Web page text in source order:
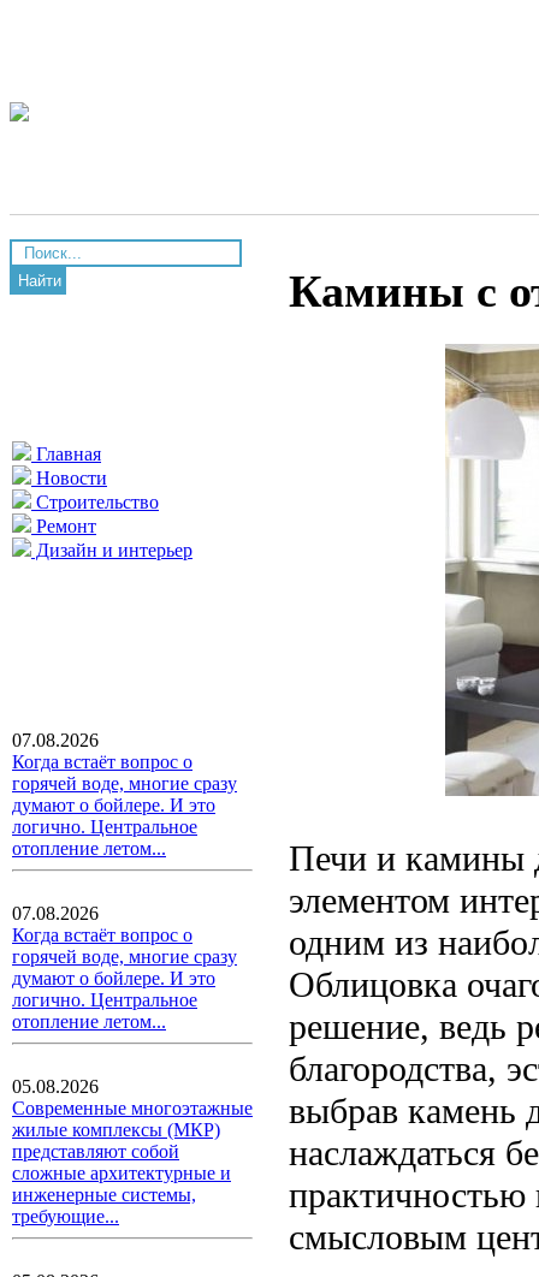
Найти
Главная
Новости
Строительство
Ремонт
Дизайн и интерьер
07.08.2026
Когда встаёт вопрос о
горячей воде, многие сразу
думают о бойлере. И это
логично. Центральное
отопление летом...
07.08.2026
Когда встаёт вопрос о
горячей воде, многие сразу
думают о бойлере. И это
логично. Центральное
отопление летом...
05.08.2026
Современные многоэтажные
жилые комплексы (МКР)
представляют собой
сложные архитектурные и
инженерные системы,
требующие...
Камины с
Печи и камины
элементом
одним из
Облицовка
решение, ведь
благородства,
выбрав камень
наслаждаться
практичностью
смысловым